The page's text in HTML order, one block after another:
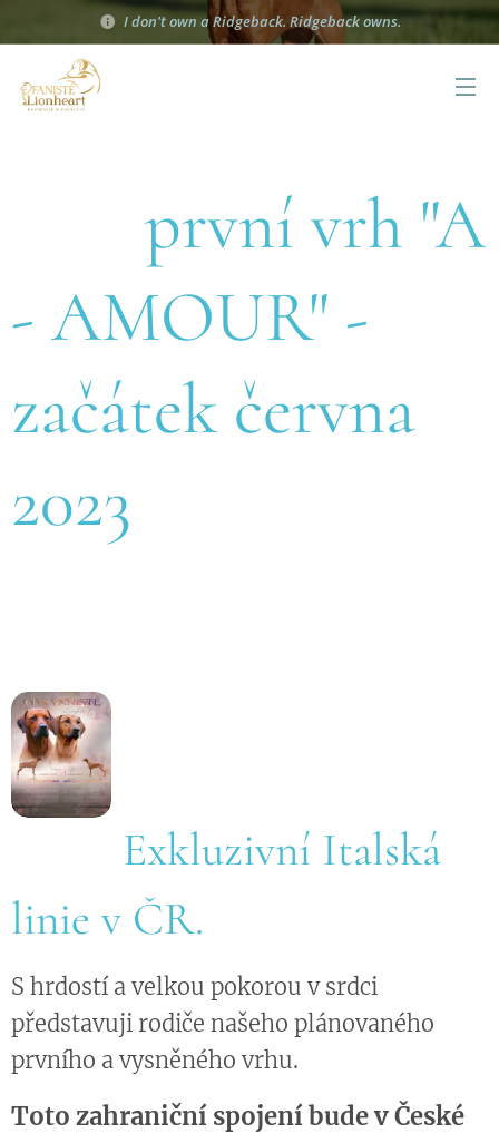
I don't own a Ridgeback. Ridgeback owns.
první vrh "A
- AMOUR" -
začátek června
2023
Exkluzivní Italská
linie v ČR.
S hrdostí a velkou pokorou v srdci
představuji rodiče našeho plánovaného
prvního a vysněného vrhu.
Toto zahraniční spojení bude v České